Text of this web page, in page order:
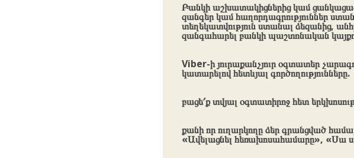
Բանկի աշխատակիցներից կամ ցանկացած
զանգեր կամ հաղորդագրություններ
տեղեկատվություն ստանալ ձեզանից,
զանգահարել բանկի պաշտոնական
Viber-ի յուրաքանչյուր օգտատեր
կատարելով հետևյալ գործողությունները.
բացե՛ք տվյալ օգտատիրոջ հետ
քանի որ ուղարկողը ձեր գրանցված
«Ավելացնել հեռախոսահամարը», «Սա